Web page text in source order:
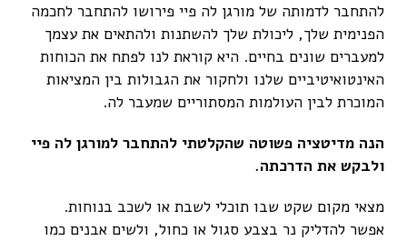
להתחבר לדמותה של מורגן לה פיי פירושו להתחבר לחכמה
הפנימית שלך, ליכולת שלך להשתנות ולהתאים את עצמך
למעברים שונים בחיים. היא קוראת לנו לפתח את הכוחות
האינטואיטיביים שלנו ולחקור את הגבולות בין המציאות
המוכרת לבין העולמות המסתוריים שמעבר לה.
הנה מדיטציה פשוטה שהקלטתי להתחבר למורגן לה פיי
ולבקש את הדרכתה.
מצאי מקום שקט שבו תוכלי לשבת או לשכב בנוחות.
אפשר להדליק נר בצבע סגול או כחול, ולשים אבנים כמו